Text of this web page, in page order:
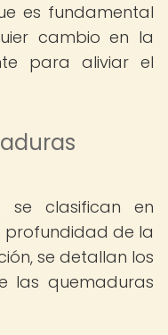
es fundamental
cambio en la
para aliviar el
se clasifican en
profundidad de la
se detallan los
las quemaduras